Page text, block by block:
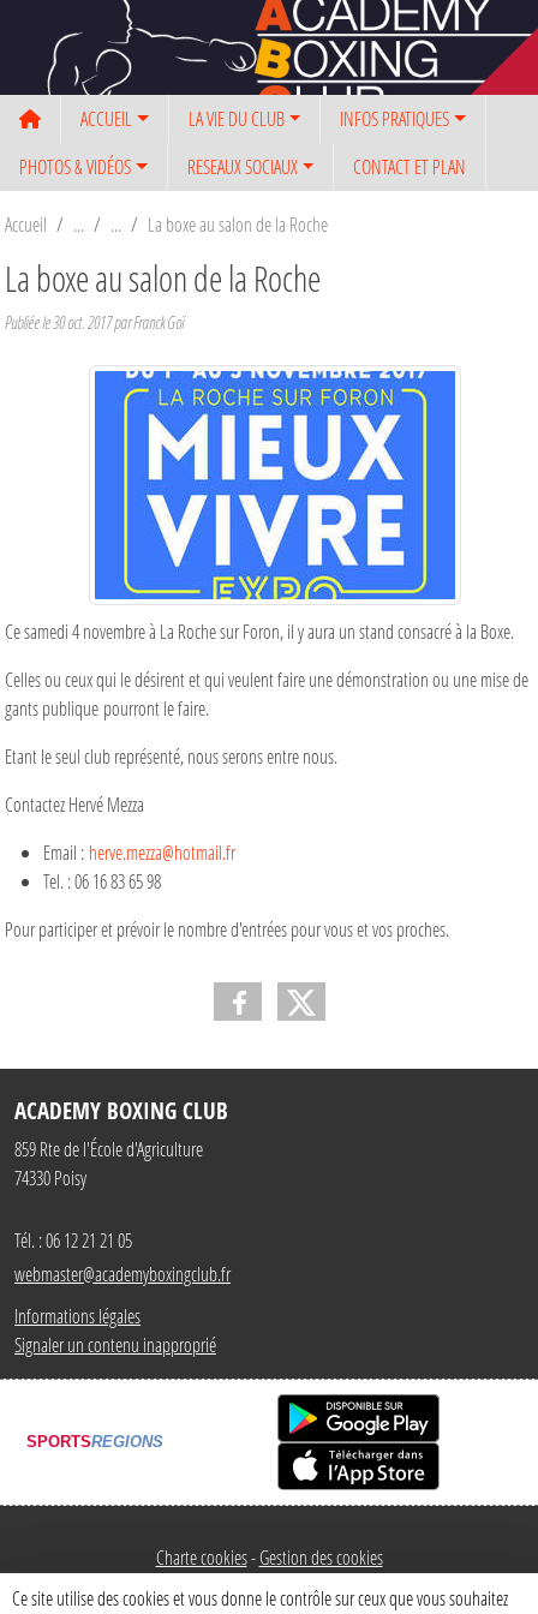
ACCUEIL LA VIE DU CLUB
INFOS PRATIQUES
PHOTOS & VIDÉOS
RESEAUX SOCIAUX CONTACT ET PLAN
Accueil La boxe au salon de la Roche
La boxe au salon de la Roche
Publiée le 30 oct. 2017par Franck Goï
Ce samedi 4 novembre à La Roche sur Foron, il y aura un stand consacré à la Boxe.
Celles ou ceux qui le désirent et qui veulent faire une démonstration ou une mise de
gants publique pourront le faire.
Etant le seul club représenté, nous serons entre nous.
Contactez Hervé Mezza
Email : herve.mezza@hotmail.fr
Tel. : 06 16 83 65 98
Pour participer et prévoir le nombre d'entrées pour vous et vos proches.
ACADEMY BOXING CLUB
859 Rte de l'École d'Agriculture
74330Poisy
Tél. :06 12 21 21 05
webmaster@academyboxingclub.fr
Informations légales
Signaler un contenu inapproprié
SPORTSREGIONS
Charte cookies Gestion des cookies
Panneau de gestion des cookies
Ce site utilise des cookies et vous donne le contrôle sur ceux que vous souhaitez